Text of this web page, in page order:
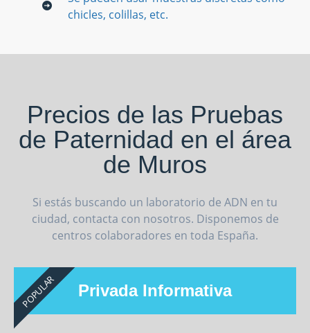
chicles, colillas, etc.
Precios de las Pruebas
de Paternidad en el área
de Muros
Si estás buscando un laboratorio de ADN en tu
ciudad, contacta con nosotros. Disponemos de
centros colaboradores en toda España.
Privada Informativa
POPULAR